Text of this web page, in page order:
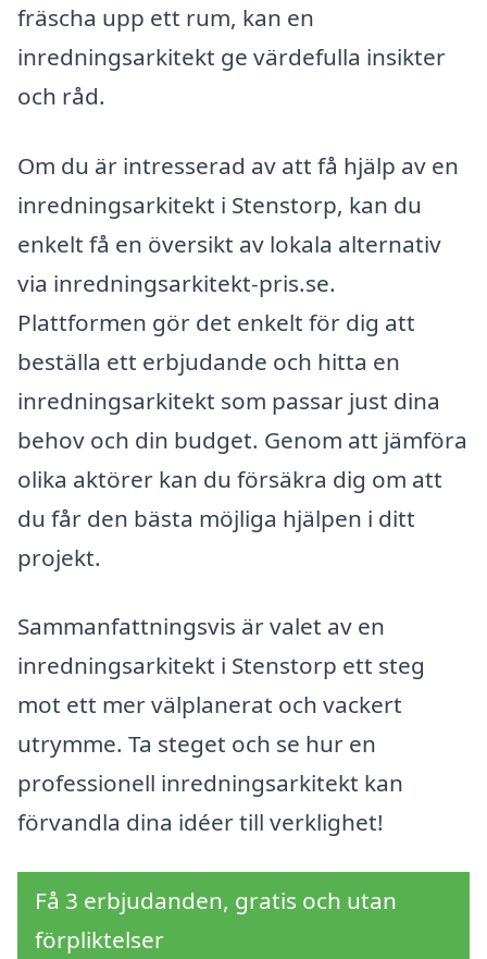
fräscha upp ett rum, kan en
inredningsarkitekt ge värdefulla insikter
och råd.
Om du är intresserad av att få hjälp av en
inredningsarkitekt i Stenstorp, kan du
enkelt få en översikt av lokala alternativ
via inredningsarkitekt-pris.se.
Plattformen gör det enkelt för dig att
beställa ett erbjudande och hitta en
inredningsarkitekt som passar just dina
behov och din budget. Genom att jämföra
olika aktörer kan du försäkra dig om att
du får den bästa möjliga hjälpen i ditt
projekt.
Sammanfattningsvis är valet av en
inredningsarkitekt i Stenstorp ett steg
mot ett mer välplanerat och vackert
utrymme. Ta steget och se hur en
professionell inredningsarkitekt kan
förvandla dina idéer till verklighet!
Få 3 erbjudanden, gratis och utan
förpliktelser